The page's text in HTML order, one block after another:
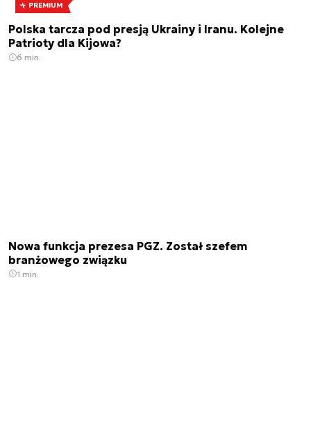
PREMIUM
Polska tarcza pod presją Ukrainy i Iranu. Kolejne
Patrioty dla Kijowa?
6 min.
Nowa funkcja prezesa PGZ. Został szefem
branżowego związku
1 min.